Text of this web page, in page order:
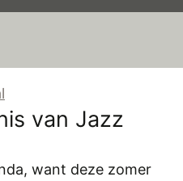
van Jazz
want deze zomer